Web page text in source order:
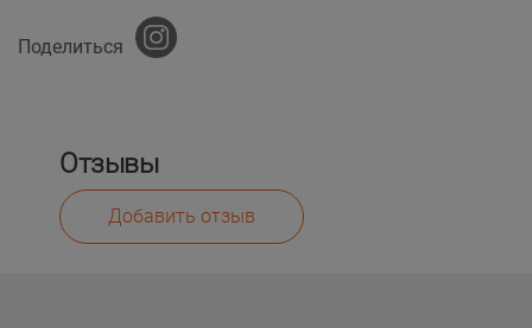
Поделиться
Отзывы
Добавить отзыв